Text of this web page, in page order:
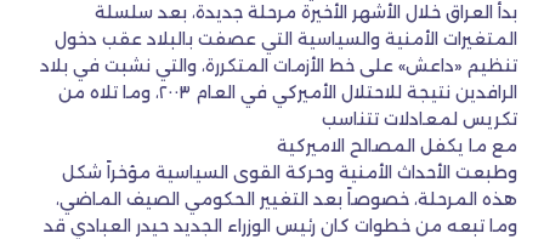
بدأ العراق خلال الأشهر الأخيرة مرحلة جديدة، بعد سلسلة
المتغيرات الأمنية والسياسية التي عصفت بالبلاد عقب دخول
تنظيم «داعش» على خط الأزمات المتكررة، والتي نشبت في بلاد
الرافدين نتيجة للاحتلال الأميركي في العام ٢٠٠٣، وما تلاه من
تكريس لمعادلات تتناسب
مع ما يكفل المصالح الاميركية
وطبعت الأحداث الأمنية وحركة القوى السياسية مؤخراً شكل
هذه المرحلة، خصوصاً بعد التغيير الحكومي الصيف الماضي،
وما تبعه من خطوات كان رئيس الوزراء الجديد حيدر العبادي قد